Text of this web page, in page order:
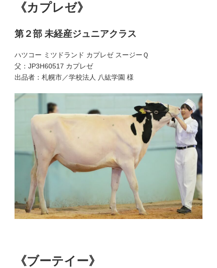
《カプレゼ》
第２部 未経産ジュニアクラス
ハツコー ミツドランド カプレゼ スージーＱ
父：JP3H60517 カプレゼ
出品者：札幌市／学校法人 八紘学園 様
第７部 １席
《ブーテイー》